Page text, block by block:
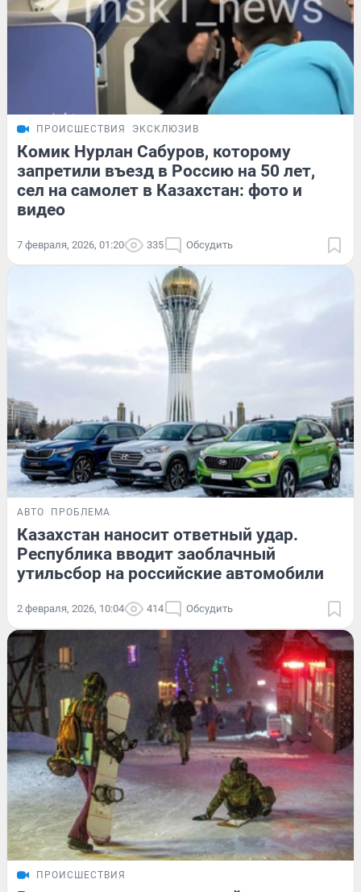
ПРОИСШЕСТВИЯ ЭКСКЛЮЗИВ
Комик Нурлан Сабуров, которому
запретили въезд в Россию на 50 лет,
сел на самолет в Казахстан: фото и
видео
7 февраля, 2026, 01:20 335 Обсудить
АВТО ПРОБЛЕМА
Казахстан наносит ответный удар.
Республика вводит заоблачный
утильсбор на российские автомобили
2 февраля, 2026, 10:04 414 Обсудить
ПРОИСШЕСТВИЯ